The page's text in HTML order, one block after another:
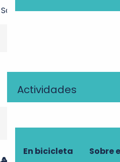
Actividades
En bicicleta Sobre
Sala